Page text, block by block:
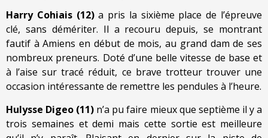
Harry Cohiais (12)a pris la sixième place de l’épreuve
clé, sans démériter. Il a recouru depuis, se montrant
fautif à Amiens en début de mois, au grand dam de ses
nombreux preneurs. Doté d’une belle vitesse de base et
à l’aise sur tracé réduit, ce brave trotteur trouver une
occasion intéressante de remettre les pendules à l’heure.
Hulysse Digeo (11) n’a pu faire mieux que septième il y a
trois semaines et demi mais cette sortie est meilleure